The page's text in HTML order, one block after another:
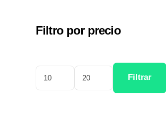
Filtro por precio
Filtrar